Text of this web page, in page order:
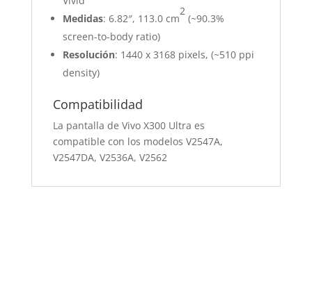
Medidas: 6.82″, 113.0 cm
2
(~90.3%
screen-to-body ratio)
Resolución: 1440 x 3168 pixels, (~510 ppi
density)
Compatibilidad
La pantalla de Vivo X300 Ultra es
compatible con los modelos V2547A,
V2547DA, V2536A, V2562